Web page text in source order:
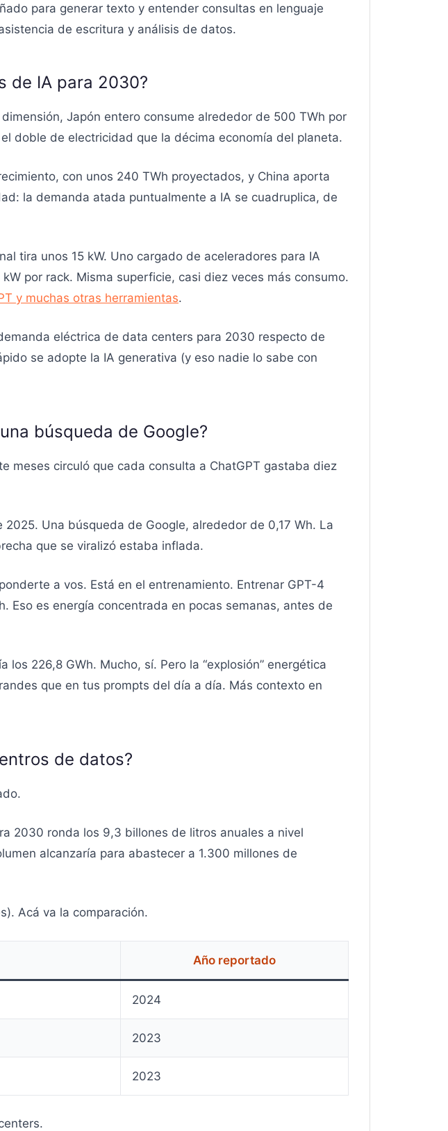
para generar texto y entender consultas en lenguaje
de escritura y análisis de datos.
de IA para 2030?
Japón entero consume alrededor de 500 TWh por
doble de electricidad que la décima economía del planeta.
con unos 240 TWh proyectados, y China aporta
la demanda atada puntualmente a IA se cuadruplica, de
tira unos 15 kW. Uno cargado de aceleradores para IA
por rack. Misma superficie, casi diez veces más consumo.
y muchas otras herramientas.
eléctrica de data centers para 2030 respecto de
se adopte la IA generativa (y eso nadie lo sabe con
búsqueda de Google?
meses circuló que cada consulta a ChatGPT gastaba diez
Una búsqueda de Google, alrededor de 0,17 Wh. La
que se viralizó estaba inflada.
a vos. Está en el entrenamiento. Entrenar GPT-4
Eso es energía concentrada en pocas semanas, antes de
226,8 GWh. Mucho, sí. Pero la “explosión” energética
que en tus prompts del día a día. Más contexto en
de datos?
2030 ronda los 9,3 billones de litros anuales a nivel
alcanzaría para abastecer a 1.300 millones de
Acá va la comparación.
Año reportado
2024
2023
2023